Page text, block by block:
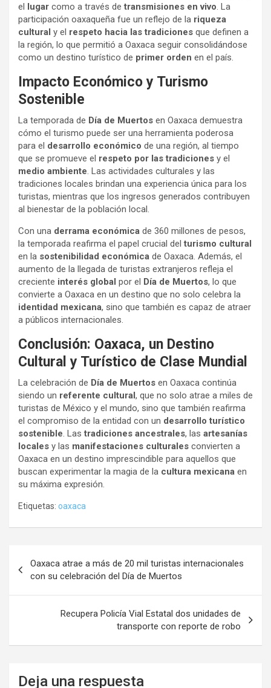
el lugar como a través detransmisiones en vivo . La
participación oaxaqueña fue un reflejo de la riqueza
cultural y el respeto hacia las tradiciones que definen a
la región, lo que permitió a Oaxaca seguir consolidándose
como un destino turístico de primer orden en el país.
Impacto Económico y Turismo
Sostenible
La temporada de Día de Muertos en Oaxaca demuestra
cómo el turismo puede ser una herramienta poderosa
para el desarrollo económico de una región, al tiempo
que se promueve el respeto por las tradiciones y el
medio ambiente . Las actividades culturales y las
tradiciones locales brindan una experiencia única para los
turistas, mientras que los ingresos generados contribuyen
al bienestar de la población local.
Con una derrama económica de 360 millones de pesos,
la temporada reafirma el papel crucial delturismo cultural
en la sostenibilidad económica de Oaxaca. Además, el
aumento de la llegada de turistas extranjeros refleja el
creciente interés global por el Día de Muertos, lo que
convierte a Oaxaca en un destino que no solo celebra la
identidad mexicana, sino que también es capaz de atraer
a públicos internacionales.
Conclusión: Oaxaca, un Destino
Cultural y Turístico de Clase Mundial
La celebración de Día de Muertos en Oaxaca continúa
siendo un referente cultural, que no solo atrae a miles de
turistas de México y el mundo, sino que también reafirma
el compromiso de la entidad con un desarrollo turístico
sostenible . Lastradiciones ancestrales, las artesanías
locales y las manifestaciones culturales convierten a
Oaxaca en un destino imprescindible para aquellos que
buscan experimentar la magia de la cultura mexicana en
su máxima expresión.
Etiquetas: oaxaca
de
entradas
Oaxaca atrae a más de 20 mil turistas internacionales
con su celebración del Día de Muertos
Recupera Policía Vial Estatal dos unidades de
transporte con reporte de robo
Deja una respuesta